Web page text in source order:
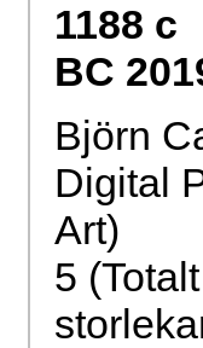
1188 c
BC
Björn
Digital
Art)
5